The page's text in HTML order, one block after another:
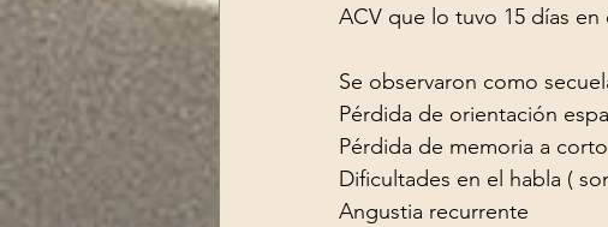
ACV que lo tuvo 15 días
Se observaron como
Pérdida de orientación
Pérdida de memoria a
Dificultades en el habla (
Angustia recurrente